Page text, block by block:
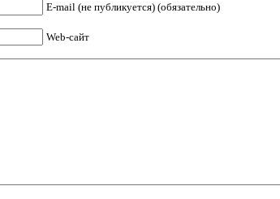
E-mail (не публикуется) (обязательно)
Web-сайт